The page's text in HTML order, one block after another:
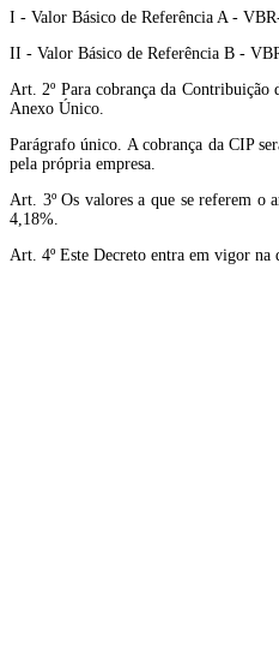
I - Valor Básico de Referência A -
II - Valor Básico de Referência B -
Art. 2º Para cobrança da Contribuição
Anexo Único.
Parágrafo único. A cobrança da CIP
pela própria empresa.
Art. 3º Os valores a que se referem o
4,18%.
Art. 4º Este Decreto entra em vigor na